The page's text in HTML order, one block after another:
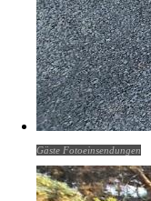
Gäste Fotoeinsendungen